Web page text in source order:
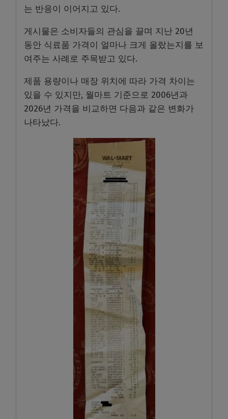
는 반응이 이어지고 있다.
게시물은 소비자들의 관심을 끌며 지난 20년
동안 식료품 가격이 얼마나 크게 올랐는지를 보
여주는 사례로 주목받고 있다.
제품 용량이나 매장 위치에 따라 가격 차이는
있을 수 있지만, 월마트 기준으로 2006년과
2026년 가격을 비교하면 다음과 같은 변화가
나타났다.